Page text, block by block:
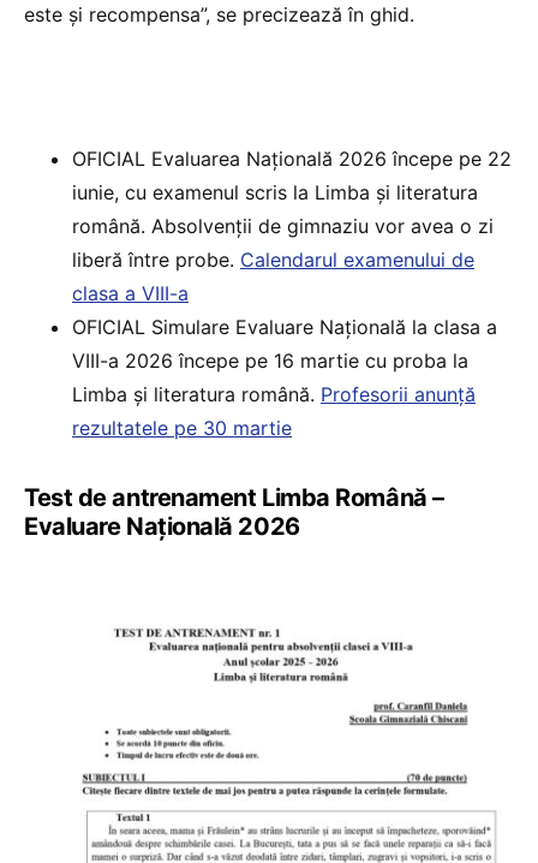
este și recompensa”, se precizează în ghid.
OFICIAL Evaluarea Națională 2026 începe pe 22
iunie, cu examenul scris la Limba și literatura
română. Absolvenții de gimnaziu vor avea o zi
liberă între probe. Calendarul examenului de
clasa a VIII-a
OFICIAL Simulare Evaluare Națională la clasa a
VIII-a 2026 începe pe 16 martie cu proba la
Limba și literatura română. Profesorii anunță
rezultatele pe 30 martie
Test de antrenament Limba Română –
Evaluare Națională 2026